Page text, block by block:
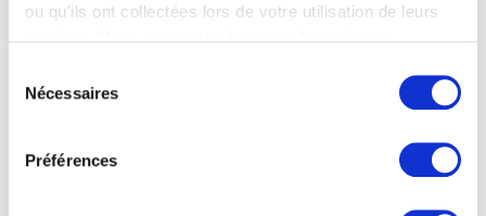
ou qu'ils ont collectées lors de votre utilisation de leurs
Nécessaires
Préférences